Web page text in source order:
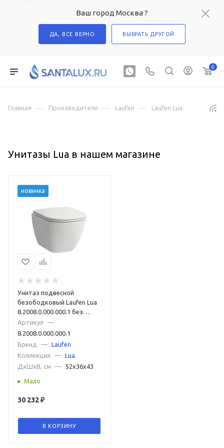
Ваш город Москва ?
ДА, ВСЕ ВЕРНО ВЫБРАТЬ ДРУГОЙ
0
Главная — Производители — Laufen — Laufen Lua
Унитазы Lua в нашем магазине
новинка
Унитаз подвесной
безободковый Laufen Lua
8.2008.0.000.000.1 без
сиденья
Артикул
—
8.2008.0.000.000.1
Бренд
— Laufen
Коллекция
— Lua
ДxШxВ, см
— 52x36x43
Мало
30 232₽
В КОРЗИНУ